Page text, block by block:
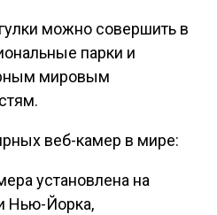
можно совершить в
парки и
мировым
веб-камер в мире:
установлена на
Нью-Йорка,